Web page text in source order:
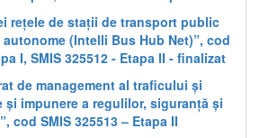
rețele de stații de transport public
(Intelli Bus Hub Net)”, cod
I, SMIS 325512 - Etapa II - finalizat
de management al traficului și
impunere a regulilor, siguranță și
cod SMIS 325513 – Etapa II